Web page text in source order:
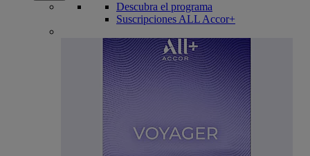
Descubra el programa
Suscripciones ALL Accor+